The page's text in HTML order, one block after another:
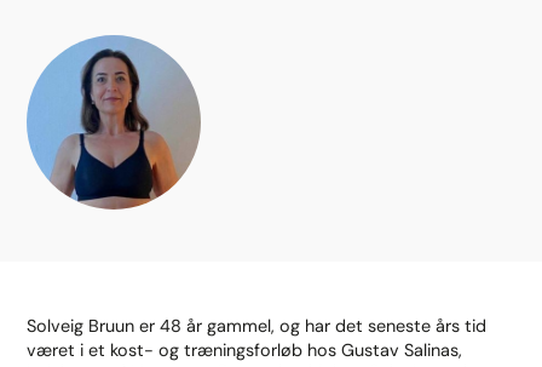
Solveig Bruun er 48 år gammel, og har det seneste års tid
været i et kost- og træningsforløb hos Gustav Salinas,